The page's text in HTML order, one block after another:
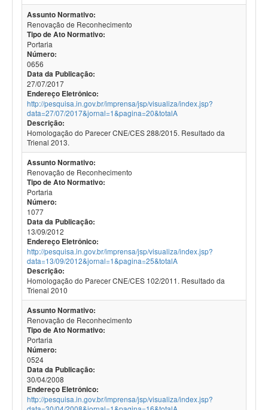
Assunto Normativo:
Renovação de Reconhecimento
Tipo de Ato Normativo:
Portaria
Número:
0656
Data da Publicação:
27/07/2017
Endereço Eletrônico:
http://pesquisa.in.gov.br/imprensa/jsp/visualiza/index.jsp?
data=27/07/2017&jornal=1&pagina=20&totalA
Descrição:
Homologação do Parecer CNE/CES 288/2015. Resultado da
Trienal 2013.
Assunto Normativo:
Renovação de Reconhecimento
Tipo de Ato Normativo:
Portaria
Número:
1077
Data da Publicação:
13/09/2012
Endereço Eletrônico:
http://pesquisa.in.gov.br/imprensa/jsp/visualiza/index.jsp?
data=13/09/2012&jornal=1&pagina=25&totalA
Descrição:
Homologação do Parecer CNE/CES 102/2011. Resultado da
Trienal 2010
Assunto Normativo:
Renovação de Reconhecimento
Tipo de Ato Normativo:
Portaria
Número:
0524
Data da Publicação:
30/04/2008
Endereço Eletrônico:
http://pesquisa.in.gov.br/imprensa/jsp/visualiza/index.jsp?